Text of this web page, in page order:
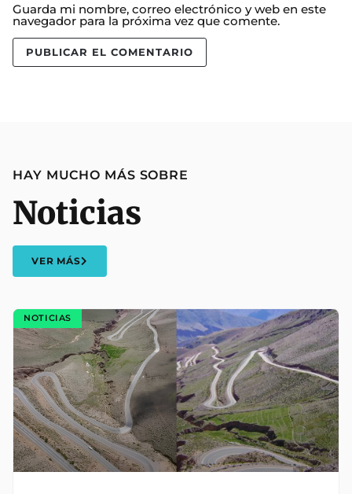
Guarda mi nombre, correo electrónico y web en este
navegador para la próxima vez que comente.
HAY MUCHO MÁS SOBRE
Noticias
VER MÁS
NOTICIAS